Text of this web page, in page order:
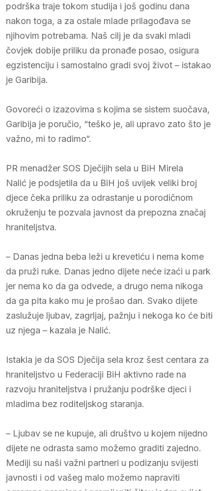
podrška traje tokom studija i još godinu dana
nakon toga, a za ostale mlade prilagođava se
njihovim potrebama. Naš cilj je da svaki mladi
čovjek dobije priliku da pronađe posao, osigura
egzistenciju i samostalno gradi svoj život – istakao
je Garibija.
Govoreći o izazovima s kojima se sistem suočava,
Garibija je poručio, “teško je, ali upravo zato što je
važno, mi to radimo“.
PR menadžer SOS Dječijih sela u BiH Mirela
Nalić je podsjetila da u BiH još uvijek veliki broj
djece čeka priliku za odrastanje u porodičnom
okruženju te pozvala javnost da prepozna značaj
hraniteljstva.
– Danas jedna beba leži u krevetiću i nema kome
da pruži ruke. Danas jedno dijete neće izaći u park
jer nema ko da ga odvede, a drugo nema nikoga
da ga pita kako mu je prošao dan. Svako dijete
zaslužuje ljubav, zagrljaj, pažnju i nekoga ko će biti
uz njega – kazala je Nalić.
Istakla je da SOS Dječija sela kroz šest centara za
hraniteljstvo u Federaciji BiH aktivno rade na
razvoju hraniteljstva i pružanju podrške djeci i
mladima bez roditeljskog staranja.
– Ljubav se ne kupuje, ali društvo u kojem nijedno
dijete ne odrasta samo možemo graditi zajedno.
Mediji su naši važni partneri u podizanju svijesti
javnosti i od vašeg malo možemo napraviti